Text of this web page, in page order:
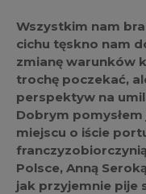
Wszystkim nam
cichu tęskno nam
zmianę warunków
trochę poczekać,
perspektyw na
Dobrym
miejscu o iście
Polsce, Anną
jak przyjemnie pije